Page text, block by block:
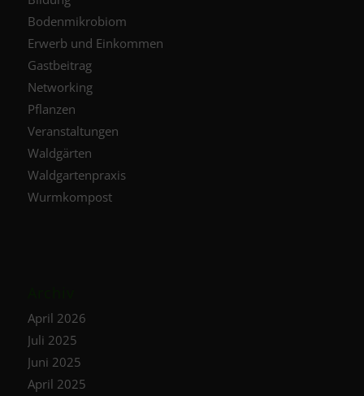
Bodenmikrobiom
Erwerb und Einkommen
Gastbeitrag
Networking
Pflanzen
Veranstaltungen
Waldgärten
Waldgartenpraxis
Wurmkompost
April 2026
Juli 2025
Juni 2025
April 2025